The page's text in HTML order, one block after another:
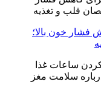
فشار خون بالا؛